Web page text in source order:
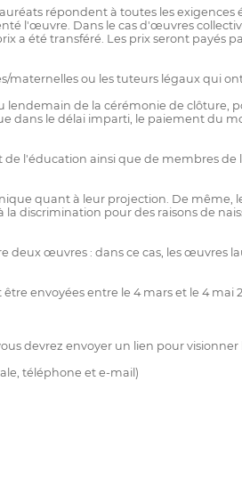
répondent à toutes les
l'œuvre. Dans le cas d'œuvres
a été transféré. Les prix seront
maternelles ou les tuteurs légaux qui
de la cérémonie de clôture,
dans le délai imparti, le paiement du
l'éducation ainsi que de membres
quant à leur projection. De même,
discrimination pour des raisons de
œuvres : dans ce cas, les œuvres
envoyées entre le 4 mars et le 4
devrez envoyer un lien pour
téléphone et e-mail)